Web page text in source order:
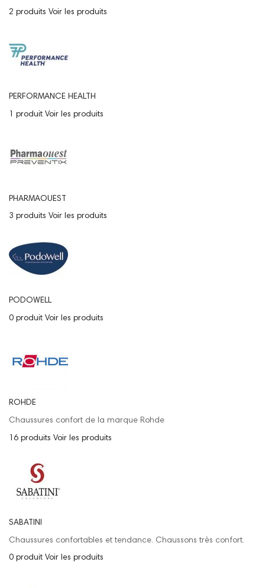
2 produits Voir les produits
PERFORMANCE HEALTH
1 produit Voir les produits
PHARMAOUEST
3 produits Voir les produits
PODOWELL
0 produit Voir les produits
ROHDE
Chaussures confort de la marque Rohde
16 produits Voir les produits
SABATINI
Chaussures confortables et tendance. Chaussons très confort.
0 produit Voir les produits